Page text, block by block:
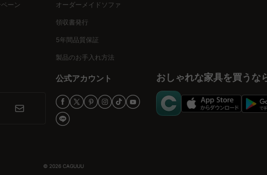
ーン オーダーメイドソファ
領収書発行
5年間品質保証
製品のお手入れ方法
公式アカウント おしゃれな家具を買うな
© 2026 CAGUUU